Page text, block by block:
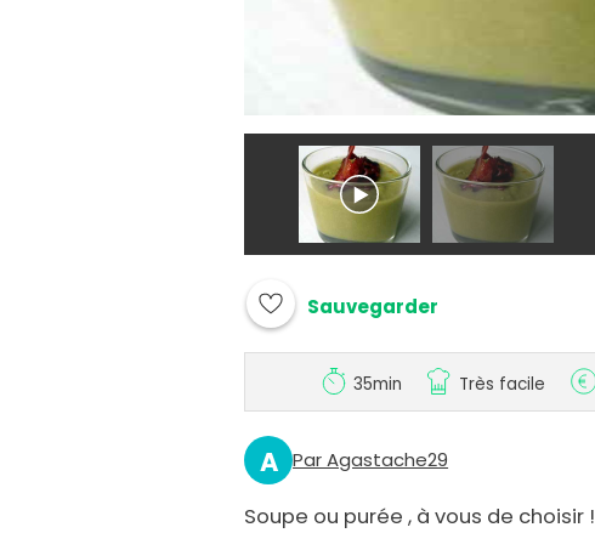
Sauvegarder
35min Très facile
A Par Agastache29
Soupe ou purée , à vous de choisir !